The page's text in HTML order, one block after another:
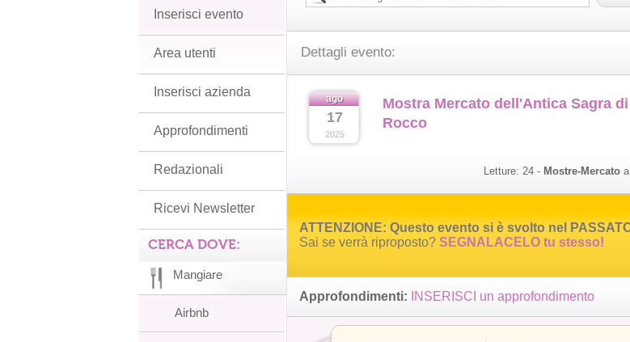
Dettagli evento:
ago
17
2025
Mostra Mercato dell'Antica Sagra di
Rocco
Letture: 24 - Mostre-Mercato a
ATTENZIONE: Questo evento si è svolto nel
Sai se verrà riproposto? SEGNALACELO tu stesso!
Approfondimenti: INSERISCI un approfondimento
Inserisci evento
Area utenti
Inserisci azienda
Approfondimenti
Redazionali
Ricevi Newsletter
CERCA DOVE:
Mangiare
Airbnb